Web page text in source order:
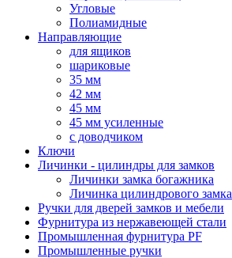
Угловые
Полиамидные
Направляющие
для ящиков
шариковые
35 мм
42 мм
45 мм
45 мм усиленные
с доводчиком
Ключи
Личинки - цилиндры для замков
Личинки замка богажника
Личинка цилиндрового замка
Ручки для дверей замков и мебели
Фурнитура из нержавеющей стали
Промышленная фурнитура PF
Промышленные ручки